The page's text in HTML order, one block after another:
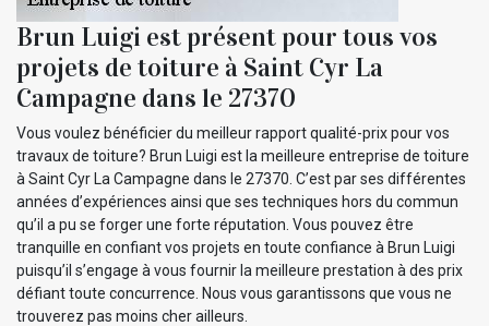
Brun Luigi est présent pour tous vos
projets de toiture à Saint Cyr La
Campagne dans le 27370
Vous voulez bénéficier du meilleur rapport qualité-prix pour vos
travaux de toiture? Brun Luigi est la meilleure entreprise de toiture
à Saint Cyr La Campagne dans le 27370. C’est par ses différentes
années d’expériences ainsi que ses techniques hors du commun
qu’il a pu se forger une forte réputation. Vous pouvez être
tranquille en confiant vos projets en toute confiance à Brun Luigi
puisqu’il s’engage à vous fournir la meilleure prestation à des prix
défiant toute concurrence. Nous vous garantissons que vous ne
trouverez pas moins cher ailleurs.